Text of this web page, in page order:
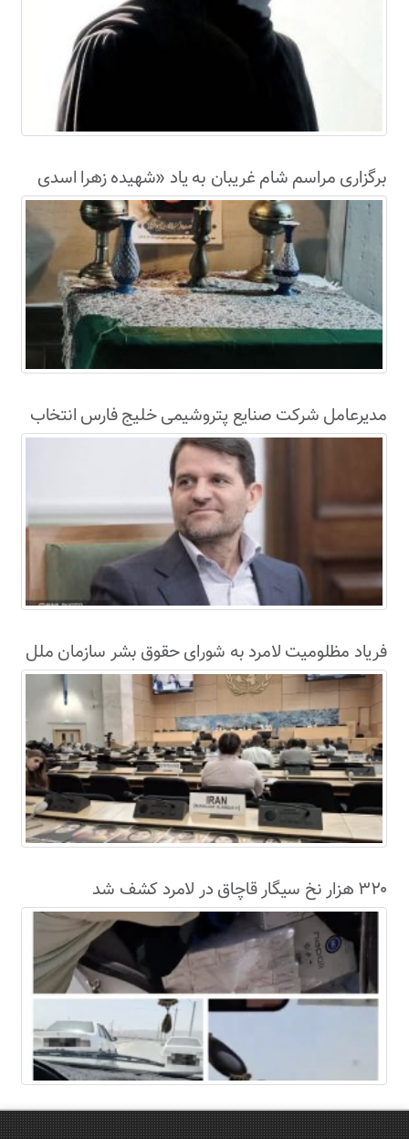
برگزاری مراسم شام غریبان به یاد «شهیده زهرا اسدی
نژاد» در محل اصابت ترکش موشک‌های آمریکای
جنایتکار به لامرد
مدیرعامل شرکت صنایع پتروشیمی خلیج فارس انتخاب
شد
فریاد مظلومیت لامرد به شورای حقوق بشر سازمان ملل
رسید
۳۲۰ هزار نخ سیگار قاچاق در لامرد کشف شد